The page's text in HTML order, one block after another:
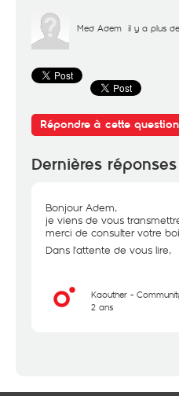
Med Adem il y a plus
Répondre à cette question
Dernières
Bonjour Adem,
je viens de vous
merci de consulter votre
Dans l'attente de vous lire,
Kaouther -
2 ans